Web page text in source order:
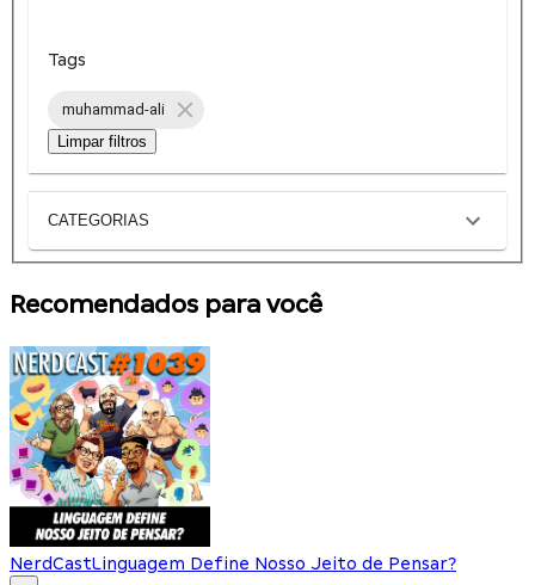
Tags
muhammad-ali
Limpar filtros
CATEGORIAS
Recomendados para você
NerdCastLinguagem Define Nosso Jeito de Pensar?